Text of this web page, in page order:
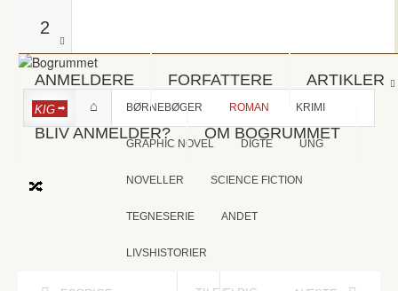
2
ANMELDERE FORFATTERE ARTIKLER
BLIV ANMELDER? OM BOGRUMMET
KIG BØRNEBØGER ROMAN KRIMI
GRAPHIC NOVEL DIGTE UNG
NOVELLER SCIENCE FICTION
TEGNESERIE ANDET
LIVSHISTORIER